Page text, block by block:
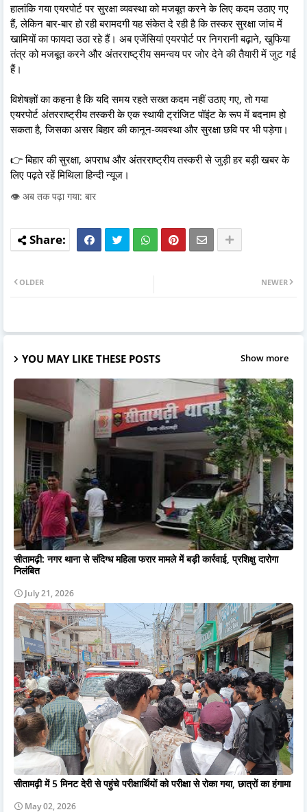
हालांकि गया एयरपोर्ट पर सुरक्षा व्यवस्था को मजबूत करने के लिए कदम उठाए गए
हैं, लेकिन बार-बार हो रही बरामदगी यह संकेत दे रही है कि तस्कर सुरक्षा जांच में
खामियों का फायदा उठा रहे हैं। अब एजेंसियां एयरपोर्ट पर निगरानी बढ़ाने, खुफिया
तंत्र को मजबूत करने और अंतरराष्ट्रीय समन्वय पर जोर देने की तैयारी में जुट गई
हैं।
विशेषज्ञों का कहना है कि यदि समय रहते सख्त कदम नहीं उठाए गए, तो गया
एयरपोर्ट अंतरराष्ट्रीय तस्करी के एक स्थायी ट्रांजिट पॉइंट के रूप में बदनाम हो
सकता है, जिसका असर बिहार की कानून-व्यवस्था और सुरक्षा छवि पर भी पड़ेगा।
👉 बिहार की सुरक्षा, अपराध और अंतरराष्ट्रीय तस्करी से जुड़ी हर बड़ी खबर के
लिए पढ़ते रहें मिथिला हिन्दी न्यूज।
👁️ अब तक पढ़ा गया: बार
NEWER
OLDER
YOU MAY LIKE THESE POSTS Show more
सीतामढ़ी: नगर थाना से संदिग्ध महिला फरार मामले में बड़ी कार्रवाई, प्रशिक्षु दारोगा
निलंबित
July 21, 2026
सीतामढ़ी में 5 मिनट देरी से पहुंचे परीक्षार्थियों को परीक्षा से रोका गया, छात्रों का हंगामा
May 02, 2026